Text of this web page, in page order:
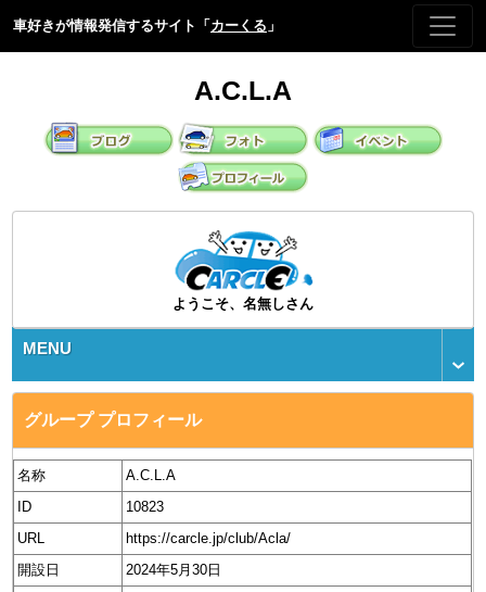
車好きが情報発信するサイト「 カーくる 」
A.C.L.A
ようこそ、名無しさん
MENU
グループ プロフィール
名称
A.C.L.A
ID
10823
URL
https://carcle.jp/club/Acla/
開設日
2024年5月30日